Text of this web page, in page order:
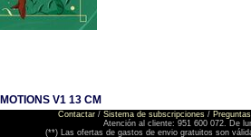
V1 13 CM
Contactar / Sistema de subscripciones /
Atención al cliente: 951 600 072. De
(**) Las ofertas de gastos de envio gratuitos son